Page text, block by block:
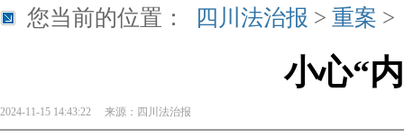
您当前的位置： 四川法治报 > 重案
小心“
2024-11-15 14:43:22 来源： 四川法治报